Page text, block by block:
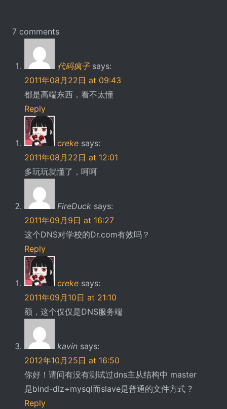
7 comments
代码疯子 says:
2011年08月22日 at 09:43
都是高端东西，看不太懂
Reply
creke says:
2011年08月22日 at 12:01
多玩玩就懂了，呵呵
FireDuck says:
2011年09月9日 at 16:27
这个DNS对学校的Dr.com有效吗？
Reply
creke says:
2011年09月10日 at 21:10
额，这个仅仅是DNS服务端
kavin says:
2012年10月25日 at 16:50
你好！请问有没有测试过dns主从结构中 master
是bind-dlz+mysql而slave是普通的文件方式 ?
Reply